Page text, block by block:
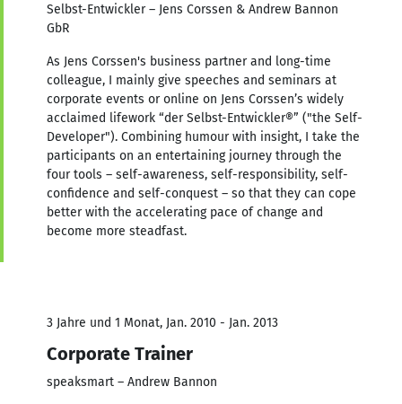
Selbst-Entwickler – Jens Corssen & Andrew Bannon
GbR
As Jens Corssen's business partner and long-time
colleague, I mainly give speeches and seminars at
corporate events or online on Jens Corssen’s widely
acclaimed lifework “der Selbst-Entwickler®” ("the Self-
Developer"). Combining humour with insight, I take the
participants on an entertaining journey through the
four tools – self-awareness, self-responsibility, self-
confidence and self-conquest – so that they can cope
better with the accelerating pace of change and
become more steadfast.
3 Jahre und 1 Monat, Jan. 2010 - Jan. 2013
Corporate Trainer
speaksmart – Andrew Bannon